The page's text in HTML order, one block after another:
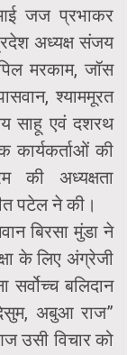
जज प्रभाकर
अध्यक्ष संजय
मरकाम, जॉस
श्याममूरत
साहू एवं दशरथ
कार्यकर्ताओं की
की अध्यक्षता
पटेल ने की।
बिरसा मुंडा ने
के लिए अंग्रेजी
बलिदान
अबुआ राज”
उसी विचार को